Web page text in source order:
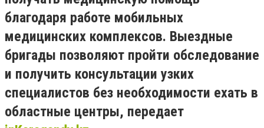
благодаря работе мобильных
медицинских комплексов. Выездные
бригады позволяют пройти обследование
и получить консультации узких
специалистов без необходимости ехать в
областные центры, передает